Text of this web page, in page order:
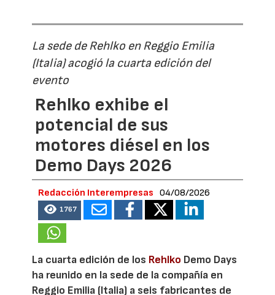
La sede de Rehlko en Reggio Emilia
(Italia) acogió la cuarta edición del
evento
Rehlko exhibe el
potencial de sus
motores diésel en los
Demo Days 2026
Redacción Interempresas 04/08/2026
1767
La cuarta edición de los Rehlko Demo Days
ha reunido en la sede de la compañía en
Reggio Emilia (Italia) a seis fabricantes de